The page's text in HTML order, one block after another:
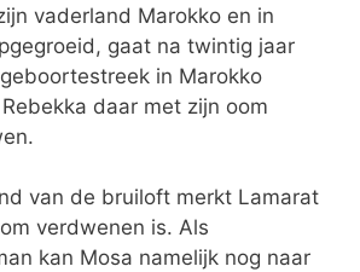
vaderland Marokko en in
gaat na twintig jaar
in Marokko
daar met zijn oom
van de bruiloft merkt Lamarat
verdwenen is. Als
kan Mosa namelijk nog naar